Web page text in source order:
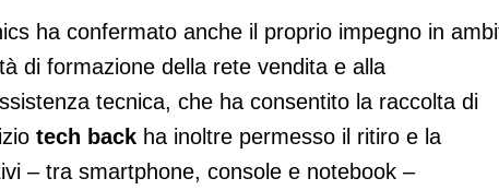
ha confermato anche il proprio impegno in
di formazione della rete vendita e alla
tecnica, che ha consentito la raccolta di
tech back ha inoltre permesso il ritiro e la
– tra smartphone, console e notebook –